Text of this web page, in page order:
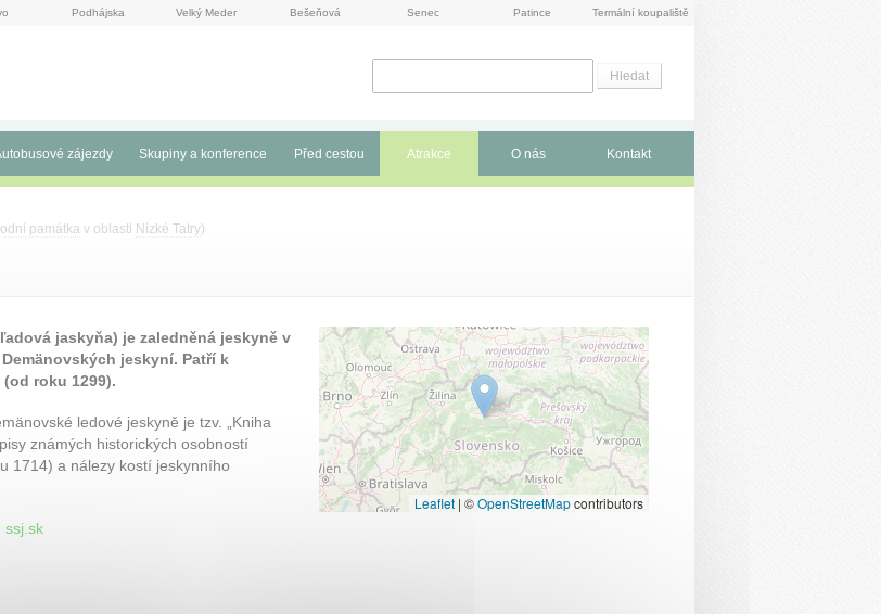
Podhájska Velký Meder Bešeňová Senec Patince Termální koupaliště
zájezdy Skupiny a konference Před cestou Atrakce O nás Kontakt
památka v oblasti Nízké Tatry)
jaskyňa) je zaledněná jeskyně v
jeskyní. Patří k
roku 1299).
ledové jeskyně je tzv. „Kniha
známých historických osobností
1714) a nálezy kostí jeskynního
ssj.sk
Leaflet | ©OpenStreetMapcontributors